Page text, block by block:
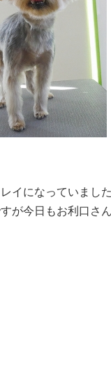
イになっていまし
が今日もお利口さ